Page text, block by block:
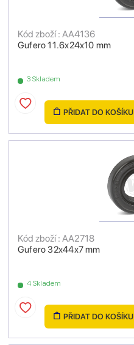
Gufero 11.6x24x10 mm
Kód zboží : AA4136
3 Skladem
PŘIDAT DO KOŠÍKU
Gufero 32x44x7 mm
Kód zboží : AA2718
4 Skladem
PŘIDAT DO KOŠÍKU